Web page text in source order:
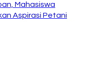
Mahasiswa
Aspirasi Petani